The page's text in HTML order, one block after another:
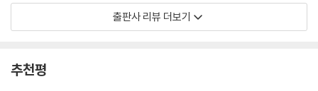
우리집에서는 식물들이 제각각 다른 집을 짓고 산다. 좀 비좁기도 하고 습
하기도 하고 색도 낡아 있지만 그런 차이들에 아랑곳없이 뿌리를 내리고
들이 보여주는 것이다.
인위적으로 개입하기보다 식물들이 원하는 만큼 무성해지면서 자유분방
한 성장을 즐기도록 하는 이 발코니에서는 김금희와 식물들 간의 꾸밈없는
불러일으키는 한편 생명에 대한 든든한 믿음을 안겨준다.
출판사 리뷰 더보기
추천평